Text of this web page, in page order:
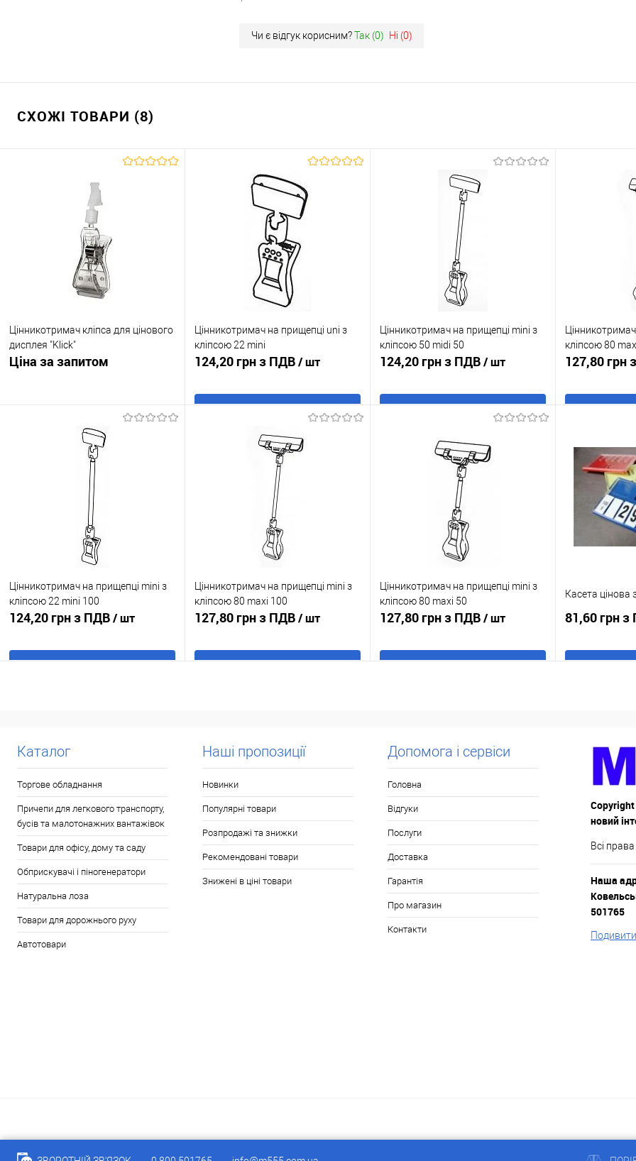
Чи є відгук корисним? Так (0) Ні (0)
СХОЖІ ТОВАРИ (8)
Цінникотримач кліпса для цінового
дисплея "Klick"
Ціна за запитом
Запросити ціну
Цінникотримач на прищепці uni з
кліпсою 22 mini
124,20 грн з ПДВ/ шт
Купити в 1 клік
До
Цінникотримач на прищепці mini з
кліпсою 50 midi 50
124,20 грн з ПДВ/ шт
Купити в 1 клік
До
порівняння
кліпсою 80
127,80 грн
Купити в 1
У обране
Цінникотримач на прищепці mini з
кліпсою 22 mini 100
124,20 грн з ПДВ/ шт
У обране
Цінникотримач на прищепці mini з
кліпсою 80 maxi 100
127,80 грн з ПДВ/ шт
У обране
В наявності
Цінникотримач на прищепці mini з
кліпсою 80 maxi 50
127,80 грн з ПДВ/ шт
У обране
В наявності
Касета
81,60 грн
У обране
Каталог
Торгове обладнання
Причепи для легкового транспорту,
бусів та малотонажних вантажівок
Товари для офісу, дому та саду
Обприскувачі і піногенератори
Натуральна лоза
Товари для дорожнього руху
Автотовари
Наші пропозиції
Новинки
Популярні товари
Розпродажі та знижки
Рекомендовані товари
Знижені в ціні товари
Допомога і сервіси
Головна
Відгуки
Послуги
Доставка
Гарантія
Про магазин
Контакти
новий
Всі
Наша
501765